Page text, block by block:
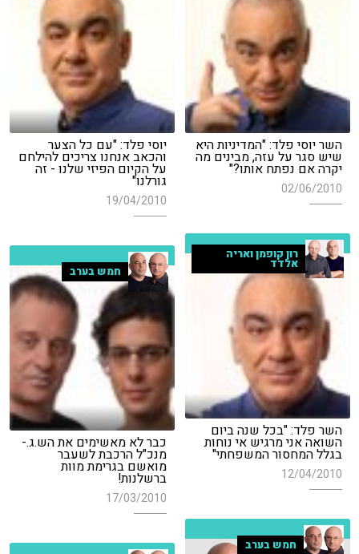
השר יוסי פלד: "המדיניות היא
שיש סגר על עזה, מבינים מה
יקרה אם נפתח אותו?"
02/06/2010
יוסי פלד: "עם כל הצער
והכאב אנחנו צריכים להילחם
על הקיום הפיזי שלנו - זה
גורלנו"
19/04/2010
רון קופמן ואריה
אלדד
השר פלד: "בכל שנה ביום
השואה אני מרגיש אי נוחות
בגלל המחסור המשפחתי"
12/04/2010
חמש בערב
כבר לא מאשימים את הש.ג.-
מנכ"ל הרכבת לשעבר
מואשם בגרימת מוות
ברשלנות!
17/03/2010
חמש בערב